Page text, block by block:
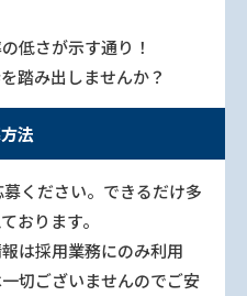
低さが示す通り！
踏み出しませんか？
法
募ください。できるだけ多
おります。
は採用業務にのみ利用
切ございませんのでご安